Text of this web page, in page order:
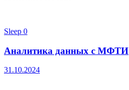
Sleep 0
Аналитика данных с МФТИ
31.10.2024